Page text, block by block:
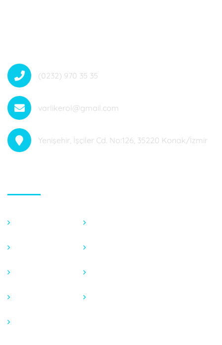
(0232) 970 35 35
varlikerol@gmail.com
Yenişehir, İşçiler Cd. No:126, 35220 Konak/İzmir